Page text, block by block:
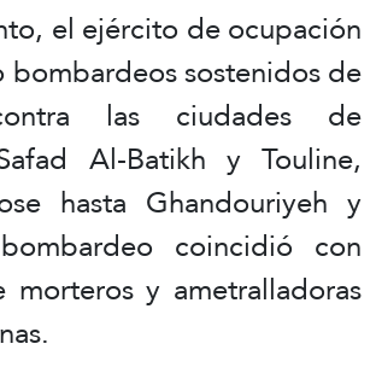
el ejército de ocupación
bombardeos sostenidos de
las ciudades de
Al-Batikh y Touline,
hasta Ghandouriyeh y
coincidió con
morteros y ametralladoras